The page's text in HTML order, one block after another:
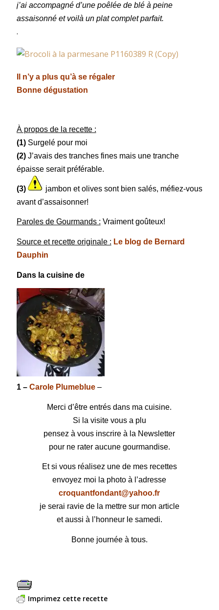
j’ai accompagné d’une poêlée de blé à peine
assaisonné et voilà un plat complet parfait.
.
Il n’y a plus qu’à se régaler
Bonne dégustation
À propos de la recette :
(1)Surgelé pour moi
(2)J’avais des tranches fines mais une tranche
épaisse serait préférable.
(3)
jambon et olives sont bien salés, méfiez-vous
avant d’assaisonner!
Paroles de Gourmands : Vraiment goûteux!
Source et recette originale : Le blog de Bernard
Dauphin
Dans la cuisine de
1 – Carole Plumeblue–
Merci d’être entrés dans ma cuisine.
Si la visite vous a plu
pensez à vous inscrire à la Newsletter
pour ne rater aucune gourmandise.
Et si vous réalisez une de mes recettes
envoyez moi la photo à l’adresse
croquantfondant@yahoo.fr
je serai ravie de la mettre sur mon article
et aussi à l’honneur le samedi.
Bonne journée à tous.
Imprimez cette recette